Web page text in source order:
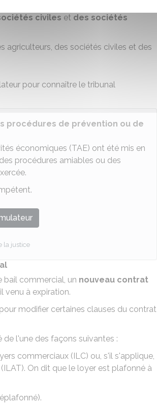
hoc, la procédure de conciliation)
civiles et des sociétés
agriculteurs, des sociétés civiles et des
pour connaître le tribunal
procédures de prévention ou de
économiques (TAE) ont été mis en
procédures amiables ou des
la justice
bail commercial, un nouveau contrat
venu à expiration.
modifier certaines clauses du contrat
de l'une des façons suivantes :
commerciaux (ILC) ou, s'il s'applique,
On dit que le loyer est plafonné à